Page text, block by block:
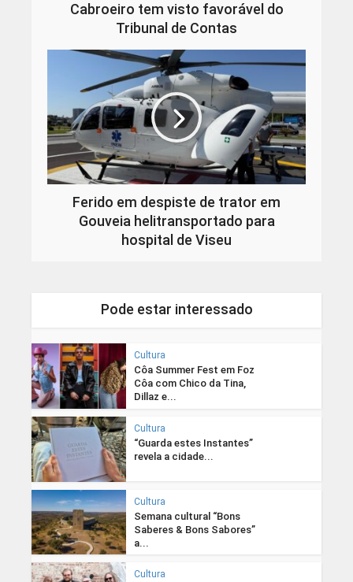
Cabroeiro tem visto favorável do
Tribunal de Contas
Ferido em despiste de trator em
Gouveia helitransportado para
hospital de Viseu
Pode estar interessado
Cultura
Côa Summer Fest em Foz
Côa com Chico da Tina,
Dillaz e...
Cultura
“Guarda estes Instantes”
revela a cidade...
Cultura
Semana cultural “Bons
Saberes & Bons Sabores”
a...
Cultura